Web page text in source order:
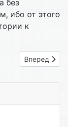
без
ибо от этого
к
Следующий:
Вперед